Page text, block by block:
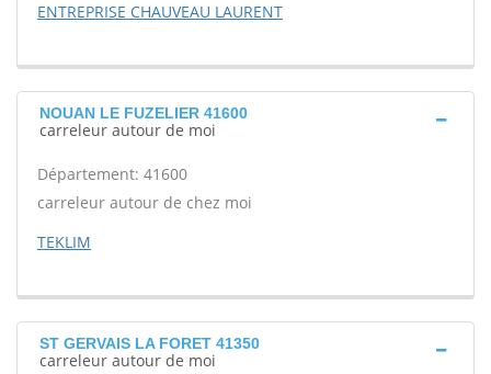
ENTREPRISE CHAUVEAU LAURENT
NOUAN LE FUZELIER 41600
carreleur autour de moi
Département: 41600
carreleur autour de chez moi
TEKLIM
ST GERVAIS LA FORET 41350
carreleur autour de moi